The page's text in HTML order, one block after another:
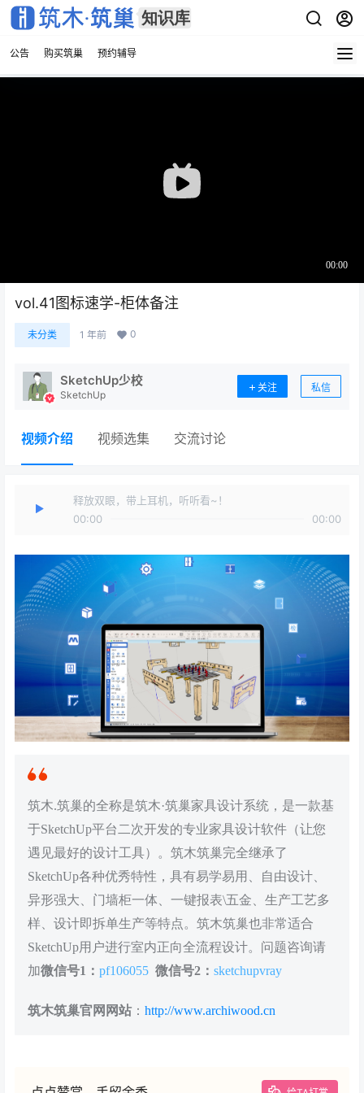
公告 购买筑巢 预约辅导
vol.41图标速学-柜体备注
未分类 1 年前 0
SketchUp少校
SketchUp
关注 私信
视频介绍 视频选集 交流讨论
释放双眼，带上耳机，听听看~！
00:00
00:00
筑木.筑巢的全称是筑木·筑巢家具设计系统，是一款基
于SketchUp平台二次开发的专业家具设计软件（让您
遇见最好的设计工具）。筑木筑巢完全继承了
SketchUp各种优秀特性，具有易学易用、自由设计、
异形强大、门墙柜一体、一键报表\五金、生产工艺多
样、设计即拆单生产等特点。筑木筑巢也非常适合
SketchUp用户进行室内正向全流程设计。问题咨询请
加微信号1： pf106055 微信号2： sketchupvray
筑木筑巢官网网站 ： http://www.archiwood.cn